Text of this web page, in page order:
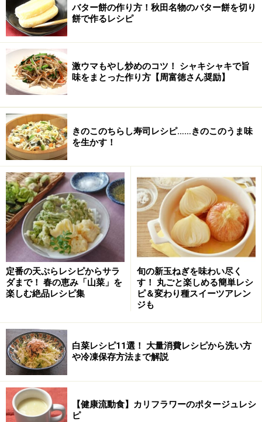
Amazonで人気レシピの書籍をチェック！
楽天市場で人気レシピの書籍をチェック！
バター餅の作り方！秋田名物のバター餅を切り
餅で作るレシピ
激ウマもやし炒めのコツ！ シャキシャキで旨
味をまとった作り方【周富徳さん奨励】
きのこのちらし寿司レシピ……きのこのうま味
を生かす！
定番の天ぷらレシピからサラ
ダまで！ 春の恵み「山菜」を
楽しむ絶品レシピ集
旬の新玉ねぎを味わい尽く
す！ 丸ごと楽しめる簡単レシ
ピ＆変わり種スイーツアレン
ジも
白菜レシピ11選！ 大量消費レシピから洗い方
や冷凍保存方法まで解説
【健康流動食】カリフラワーのポタージュレシ
ピ